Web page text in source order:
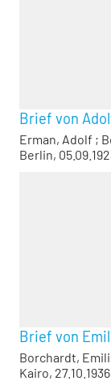
Brief von
Erman, Adolf ;
Berlin,
Brief von
Borchardt,
Kairo, 27.10.1936